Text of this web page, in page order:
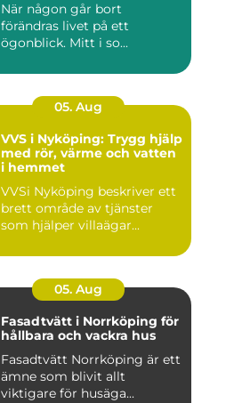
När någon går bort
förändras livet på ett
ögonblick. Mitt i so...
05. Aug
VVS i Nyköping: Trygg hjälp
med rör, värme och vatten
i hemmet
VVSi Nyköping beskriver ett
brett område av tjänster
som hjälper villaägar...
05. Aug
Fasadtvätt i Norrköping för
hållbara och vackra hus
Fasadtvätt Norrköping är ett
ämne som blivit allt
viktigare för husäga...